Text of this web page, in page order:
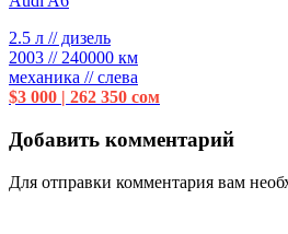
2.5 л // дизель
2003 // 240000 км
механика // слева
$3 000 | 262 350 сом
Добавить комментарий
Для отправки комментария вам